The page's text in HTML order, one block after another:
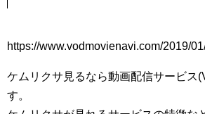
https://www.vodmovienavi.com/2019/
ケムリクサ見るなら動画配信サービス
す。